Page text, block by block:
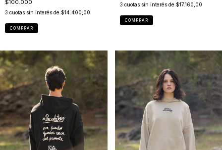
3 cuotas sin interés de $14.400,00
COMPRAR
3 cuotas sin interés de $17.160,00
COMPRAR